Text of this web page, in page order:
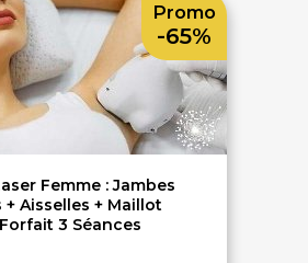
Femme : Jambes
+ Aisselles + Maillot
3 Séances
Promo
-65%